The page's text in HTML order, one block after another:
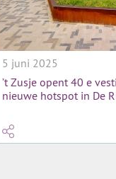
5 juni 2025
’t Zusje opent 40 e
nieuwe hotspot in De